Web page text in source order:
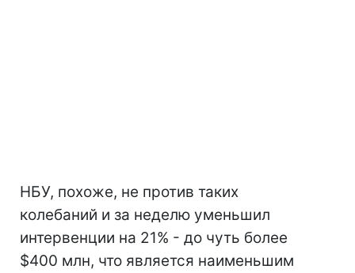
НБУ, похоже, не против таких
колебаний и за неделю уменьшил
интервенции на 21% - до чуть более
$400 млн, что является наименьшим